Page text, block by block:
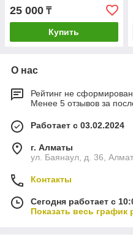
25 000 ₸
Купить
О нас
Рейтинг не сформирован
Менее 5 отзывов за
Работает с 03.02.2024
г. Алматы
ул. Баянаул, д. 36,
Контакты
Сегодня работает с
Показать весь график